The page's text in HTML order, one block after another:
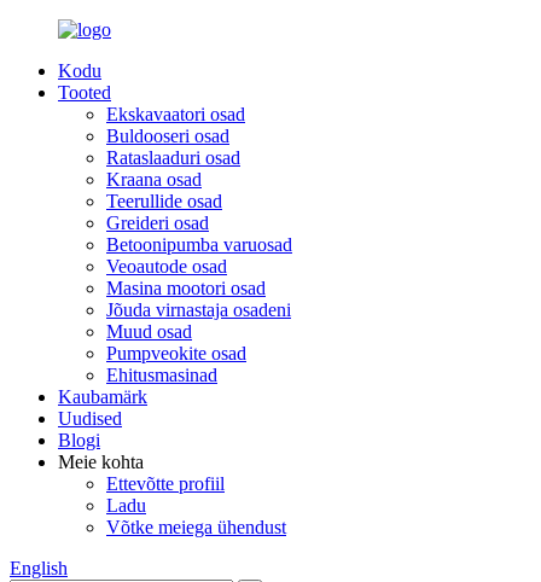
Kodu
Tooted
Ekskavaatori osad
Buldooseri osad
Rataslaaduri osad
Kraana osad
Teerullide osad
Greideri osad
Betoonipumba varuosad
Veoautode osad
Masina mootori osad
Jõuda virnastaja osadeni
Muud osad
Pumpveokite osad
Ehitusmasinad
Kaubamärk
Uudised
Blogi
Meie kohta
Ettevõtte profiil
Ladu
Võtke meiega ühendust
English